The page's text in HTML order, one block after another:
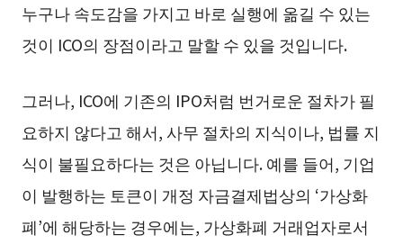
누구나 속도감을 가지고 바로 실행에 옮길 수 있는
것이 ICO의 장점이라고 말할 수 있을 것입니다.
그러나, ICO에 기존의 IPO처럼 번거로운 절차가 필
요하지 않다고 해서, 사무 절차의 지식이나, 법률 지
식이 불필요하다는 것은 아닙니다. 예를 들어, 기업
이 발행하는 토큰이 개정 자금결제법상의 ‘가상화
폐’에 해당하는 경우에는, 가상화폐 거래업자로서